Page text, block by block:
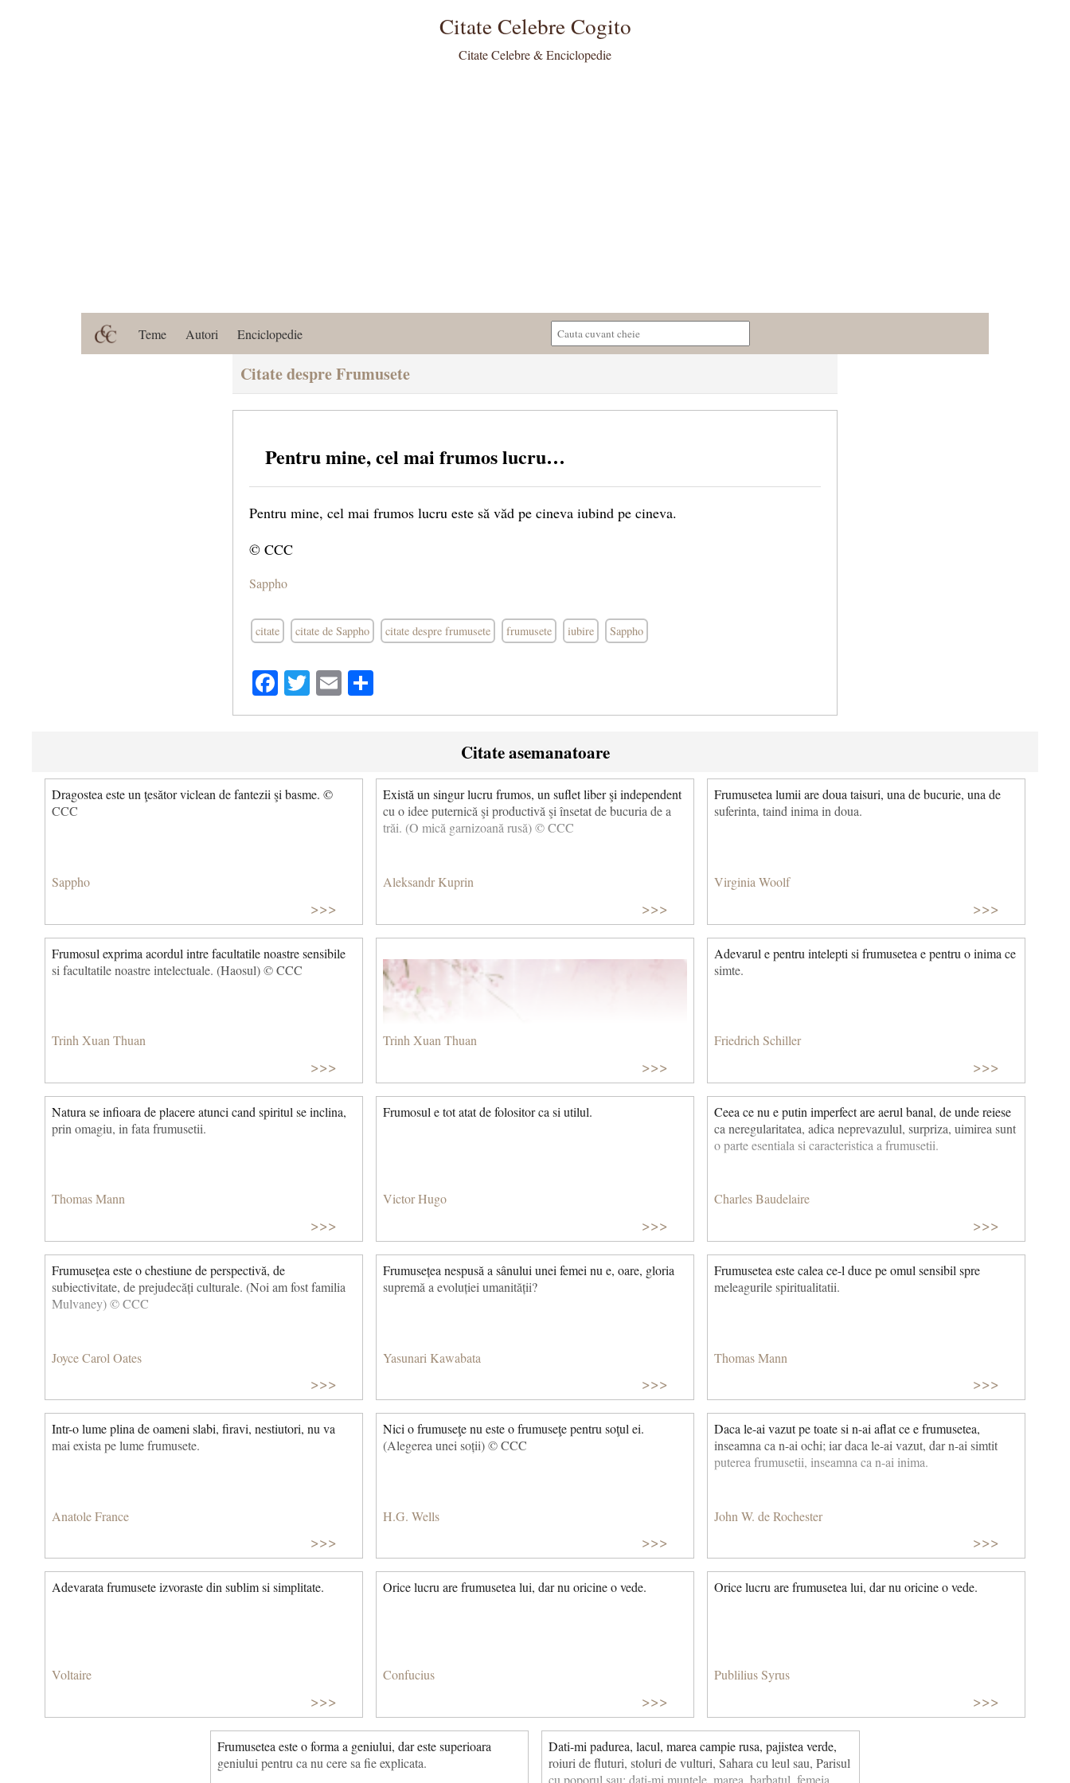
Citate Celebre Cogito
Citate Celebre & Enciclopedie
Teme Autori Enciclopedie
Citate despre Frumusete
Pentru mine, cel mai frumos lucru…
Pentru mine, cel mai frumos lucru este să văd pe cineva iubind pe cineva.
© CCC
Sappho
citate citate de Sappho citate despre frumusete frumusete iubire Sappho
Facebook
Twitter
Email
Citate asemanatoare
Dragostea este un ţesător viclean de fantezii şi basme. ©
CCC
Sappho
>>>
Există un singur lucru frumos, un suflet liber şi independent
cu o idee puternică şi productivă şi însetat de bucuria de a
trăi. (O mică garnizoană rusă) © CCC
Aleksandr Kuprin
>>>
Frumusetea lumii are doua taisuri, una de bucurie, una de
suferinta, taind inima in doua.
Virginia Woolf
>>>
Frumosul exprima acordul intre facultatile noastre sensibile
si facultatile noastre intelectuale. (Haosul) © CCC
Trinh Xuan Thuan
>>>
Cea mai frumoasă floare e floarea de cireş, cel mai bun om e
Trinh Xuan Thuan
>>>
Adevarul e pentru intelepti si frumusetea e pentru o inima ce
simte.
Friedrich Schiller
>>>
Natura se infioara de placere atunci cand spiritul se inclina,
prin omagiu, in fata frumusetii.
Thomas Mann
>>>
Frumosul e tot atat de folositor ca si utilul.
Victor Hugo
>>>
Ceea ce nu e putin imperfect are aerul banal, de unde reiese
ca neregularitatea, adica neprevazulul, surpriza, uimirea sunt
o parte esentiala si caracteristica a frumusetii.
Charles Baudelaire
>>>
Frumusețea este o chestiune de perspectivă, de
subiectivitate, de prejudecăți culturale. (Noi am fost familia
Mulvaney) © CCC
Joyce Carol Oates
>>>
Frumusețea nespusă a sânului unei femei nu e, oare, gloria
supremă a evoluției umanității?
Yasunari Kawabata
>>>
Frumusetea este calea ce-l duce pe omul sensibil spre
meleagurile spiritualitatii.
Thomas Mann
>>>
Intr-o lume plina de oameni slabi, firavi, nestiutori, nu va
mai exista pe lume frumusete.
Anatole France
>>>
Nici o frumuseţe nu este o frumuseţe pentru soţul ei.
(Alegerea unei soții) © CCC
H.G. Wells
>>>
Daca le-ai vazut pe toate si n-ai aflat ce e frumusetea,
inseamna ca n-ai ochi; iar daca le-ai vazut, dar n-ai simtit
puterea frumusetii, inseamna ca n-ai inima.
John W. de Rochester
>>>
Adevarata frumusete izvoraste din sublim si simplitate.
Voltaire
>>>
Orice lucru are frumusetea lui, dar nu oricine o vede.
Confucius
>>>
Orice lucru are frumusetea lui, dar nu oricine o vede.
Publilius Syrus
>>>
Frumusetea este o forma a geniului, dar este superioara
geniului pentru ca nu cere sa fie explicata.
Dati-mi padurea, lacul, marea campie rusa, pajistea verde,
roiuri de fluturi, stoluri de vulturi, Sahara cu leul sau, Parisul
cu poporul sau; dati-mi muntele, marea, barbatul, femeia,